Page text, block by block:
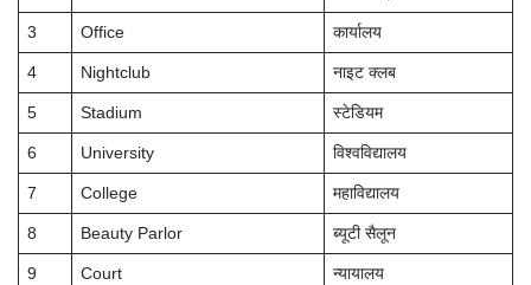
3 Office कार्यालय
4 Nightclub नाइट क्लब
5 Stadium स्टेडियम
6 University विश्वविद्यालय
7 College महाविद्यालय
8 Beauty Parlor ब्यूटी सैलून
9 Court न्यायालय